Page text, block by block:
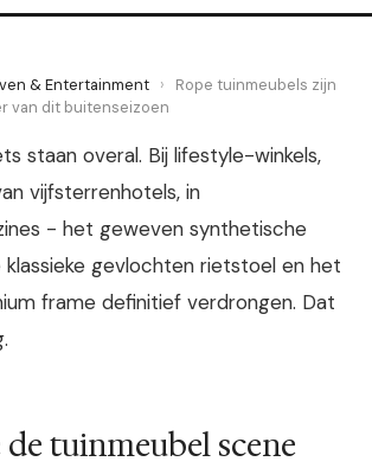
& Entertainment ›
Rope tuinmeubels zijn
van dit buitenseizoen
staan overal. Bij lifestyle-winkels,
vijfsterrenhotels, in
- het geweven synthetische
gevlochten rietstoel en het
frame definitief verdrongen. Dat
tuinmeubel scene